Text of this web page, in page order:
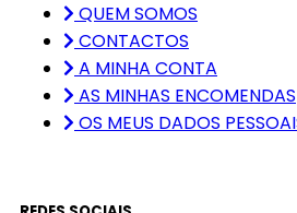
QUEM SOMOS
CONTACTOS
A MINHA CONTA
AS MINHAS ENCOMENDAS
OS MEUS DADOS